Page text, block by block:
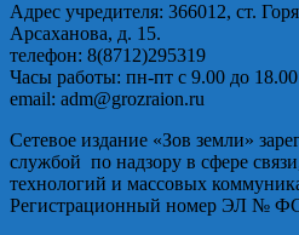
Адрес учредителя: 366012, ст.
Арсаханова, д. 15.
телефон: 8(8712)295319
Часы работы: пн-пт с 9.00 до 18.00
email: adm@grozraion.ru
Сетевое издание «Зов земли»
службой по надзору в сфере
технологий и массовых
Регистрационный номер ЭЛ №